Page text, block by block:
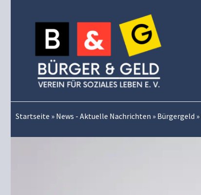
Startseite » News - Aktuelle Nachrichten » Bürgergeld »